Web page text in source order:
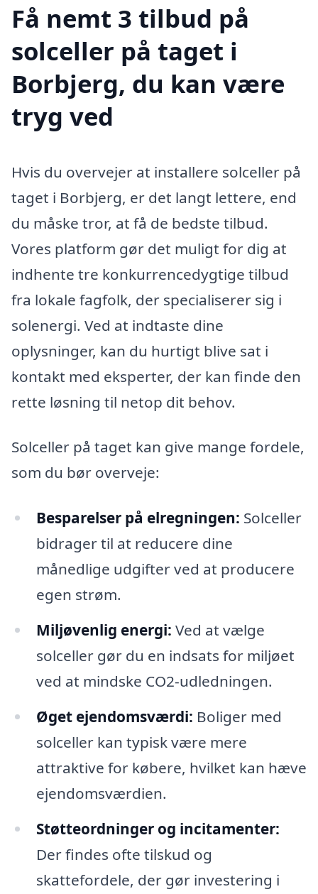
Få nemt 3 tilbud på
solceller på taget i
Borbjerg, du kan være
tryg ved
Hvis du overvejer at installere solceller på
taget i Borbjerg, er det langt lettere, end
du måske tror, at få de bedste tilbud.
Vores platform gør det muligt for dig at
indhente tre konkurrencedygtige tilbud
fra lokale fagfolk, der specialiserer sig i
solenergi. Ved at indtaste dine
oplysninger, kan du hurtigt blive sat i
kontakt med eksperter, der kan finde den
rette løsning til netop dit behov.
Solceller på taget kan give mange fordele,
som du bør overveje:
Besparelser på elregningen: Solceller
bidrager til at reducere dine
månedlige udgifter ved at producere
egen strøm.
Miljøvenlig energi: Ved at vælge
solceller gør du en indsats for miljøet
ved at mindske CO2-udledningen.
Øget ejendomsværdi: Boliger med
solceller kan typisk være mere
attraktive for købere, hvilket kan hæve
ejendomsværdien.
Støtteordninger og incitamenter:
Der findes ofte tilskud og
skattefordele, der gør investering i